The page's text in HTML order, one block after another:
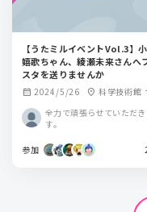
【うたミルイベントVol.3】
嬉歌ちゃん、綾瀬未来さんへ
スタを送りませんか
calendar_month 2024/5/26 location_on 科学技術館
全力で頑張らせていただき
す。
参加